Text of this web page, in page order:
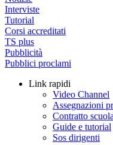
Interviste
Tutorial
Corsi accreditati
TS plus
Pubblicità
Pubblici proclami
Link rapidi
Video Channel
Assegnazioni
Contratto
Guide e tutorial
Sos dirigenti